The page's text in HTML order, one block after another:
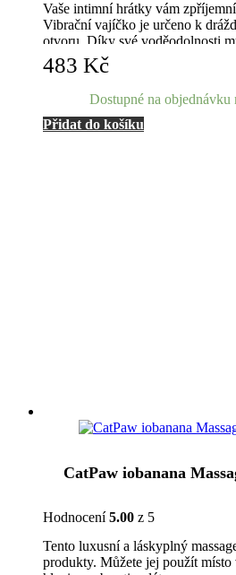
Vaše intimní hrátky vám
Vibrační vajíčko je určeno k
otvoru. Díky své voděodolnosti
zasouvání. Je malé a diskrétní.
483 Kč
Dostupné na objednávku
Přidat do košíku
CatPaw iobanana
Hodnocení5.00 z 5
Tento luxusní a láskyplný
produkty. Můžete jej použít